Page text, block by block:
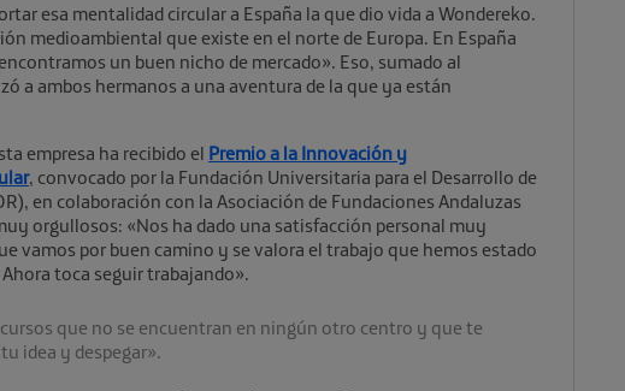
esa mentalidad circular a España la que dio vida a Wondereko.
medioambiental que existe en el norte de Europa. En España
un buen nicho de mercado». Eso, sumado al
a ambos hermanos a una aventura de la que ya están
empresa ha recibido el Premio a la Innovación y
, convocado por la Fundación Universitaria para el Desarrollo de
en colaboración con la Asociación de Fundaciones Andaluzas
orgullosos: «Nos ha dado una satisfacción personal muy
vamos por buen camino y se valora el trabajo que hemos estado
toca seguir trabajando».
que no se encuentran en ningún otro centro y que te
idea y despegar».